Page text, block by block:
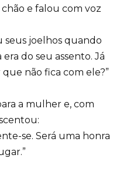
e falou com voz
seus joelhos quando
do seu assento. Já
não fica com ele?”
a mulher e, com
se. Será uma honra